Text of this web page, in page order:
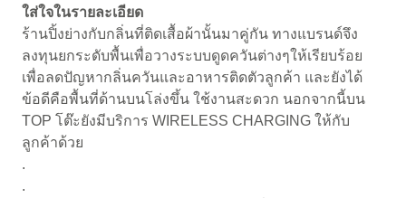
ใส่ใจในรายละเอียด
ร้านปิ้งย่างกับกลิ่นที่ติดเสื้อผ้านั้นมาคู่กัน ทางแบรนด์จึง
ลงทุนยกระดับพื้นเพื่อวางระบบดูดควันต่างๆให้เรียบร้อย
เพื่อลดปัญหากลิ่นควันและอาหารติดตัวลูกค้า และยังได้
ข้อดีคือพื้นที่ด้านบนโล่งขึ้น ใช้งานสะดวก นอกจากนี้บน
TOP โต๊ะยังมีบริการ WIRELESS CHARGING ให้กับ
ลูกค้าด้วย
.
.